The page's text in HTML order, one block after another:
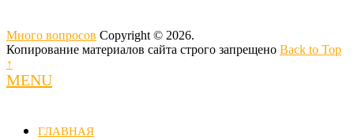
Много вопросов Copyright © 2026.
Копирование материалов сайта строго запрещено Back to Top
↑
MENU
ГЛАВНАЯ